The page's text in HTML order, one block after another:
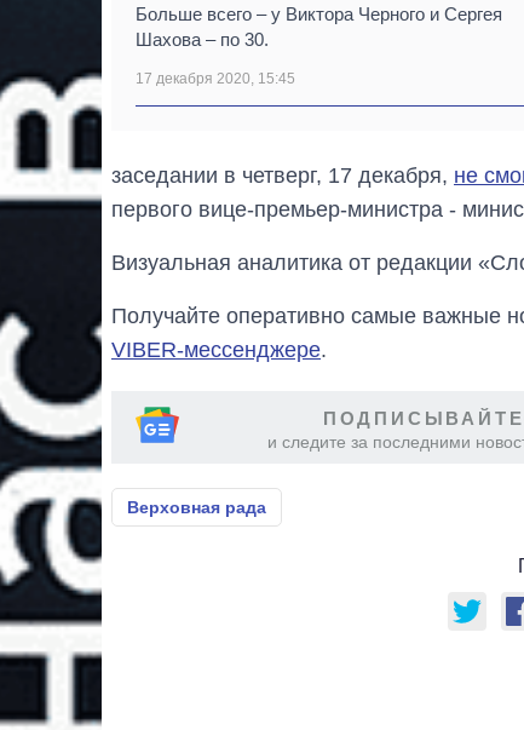
Больше всего – у Виктора Черного и Сергея
Шахова – по 30.
17 декабря 2020, 15:45
заседании в четверг, 17 декабря, не
первого вице-премьер-министра -
Визуальная аналитика от редакции
Получайте оперативно самые важные
VIBER-мессенджере.
и следите за последними
Верховная рада